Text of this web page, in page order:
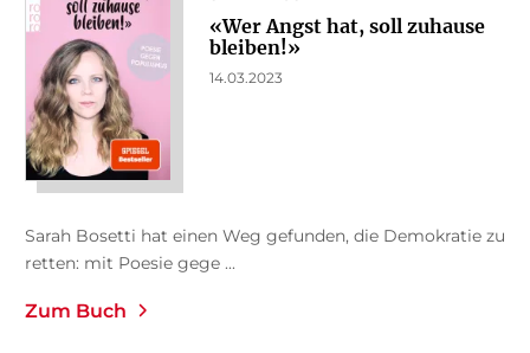
«Wer Angst hat, soll zuhause
bleiben!»
14.03.2023
Sarah Bosetti hat einen Weg gefunden, die Demokratie zu
retten: mit Poesie gege ...
Zum Buch